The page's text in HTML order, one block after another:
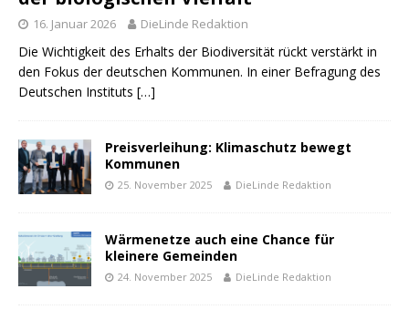
16. Januar 2026 DieLinde Redaktion
Die Wichtigkeit des Erhalts der Biodiversität rückt verstärkt in
den Fokus der deutschen Kommunen. In einer Befragung des
Deutschen Instituts […]
Preisverleihung: Klimaschutz bewegt
Kommunen
25. November 2025 DieLinde Redaktion
Wärmenetze auch eine Chance für
kleinere Gemeinden
24. November 2025 DieLinde Redaktion